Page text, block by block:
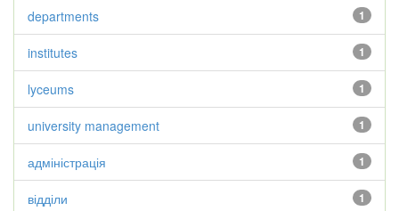
1
departments
1
institutes
1
lyceums
1
university management
1
адміністрація
1
відділи